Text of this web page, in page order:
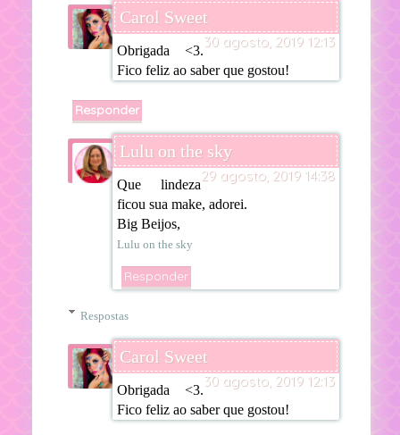
Carol Sweet
30 agosto, 2019 12:13
Obrigada <3.
Fico feliz ao saber que gostou!
Responder
Lulu on the sky
29 agosto, 2019 14:38
Que lindeza
ficou sua make, adorei.
Big Beijos,
Lulu on the sky
Responder
Respostas
Carol Sweet
30 agosto, 2019 12:13
Obrigada <3.
Fico feliz ao saber que gostou!